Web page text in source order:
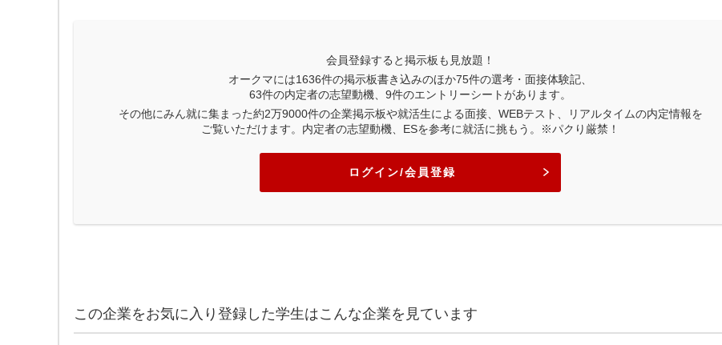
会員登録すると掲示板も見放題！
オークマには1636件の掲示板書き込みのほか75件の選考・面接体験記、
63件の内定者の志望動機、 9件のエントリーシートがあります。
その他にみん就に集まった約2万9000件の企業掲示板や就活生による面接、WEBテスト、リアルタイムの内定情報を
ご覧いただけます。内定者の志望動機、ESを参考に就活に挑もう。※パクり厳禁！
ログイン/会員登録
この企業をお気に入り登録した学生はこんな企業を見ています